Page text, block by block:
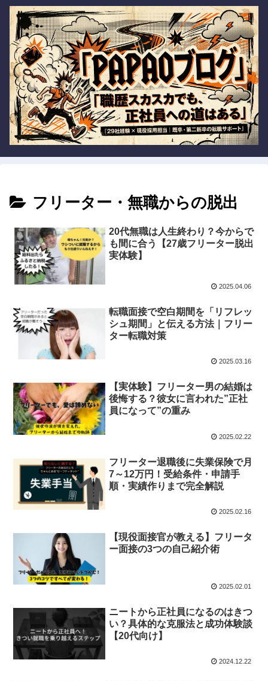
フリーター・無職からの脱出
20代無職は人生終わり？今からで
も間に合う【27歳フリーター脱出
実体験】
2025.04.06
転職面接で空白期間を「リフレッ
シュ期間」と伝える方法｜フリー
ター転職対策
2025.03.16
【実体験】フリーター男の結婚は
後悔する？彼女に言われた”正社
員になって”の重み
2025.02.22
フリーター退職後に失業保険で月
7～12万円！受給条件・申請手
順・実績作りまで完全解説
2025.02.16
【現役面接官が教える】フリータ
ー面接の3つの自己紹介術
2025.02.01
ニートから正社員になるのはきつ
い？具体的な克服法と成功体験談
【20代向け】
2024.12.22